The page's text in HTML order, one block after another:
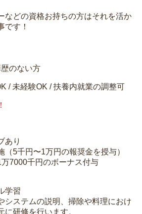
などの資格お持ちの方はそれを活か
です！
のない方
/ 未経験OK / 扶養内就業の調整可
あり
（5千円〜1万円の報奨金を授与）
万7000千円のボーナス付与
学習
システムの説明、掃除や料理におけ
に研修を行います。